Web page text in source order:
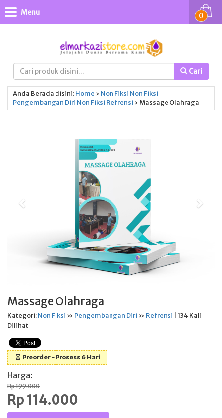
Cari
0
Menu
Anda Berada disini:Home › Non Fiksi Non Fiksi
Pengembangan Diri Non Fiksi Refrensi › Massage Olahraga
Massage Olahraga
Kategori:Non Fiksi » Pengembangan Diri » Refrensi | 134 Kali
Dilihat
Preorder - Prosess 6 Hari
Harga:
Rp 199.000
Rp 114.000